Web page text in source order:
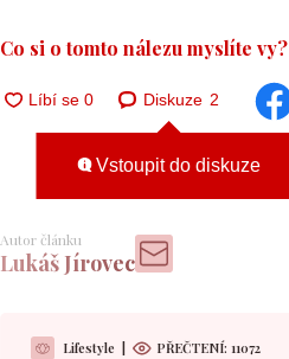
Co si o tomto nálezu myslíte vy?
Diskuze 2
Vstoupit do diskuze
Autor článku
Lukáš Jírovec
Lifestyle PŘEČTENÍ: 11072